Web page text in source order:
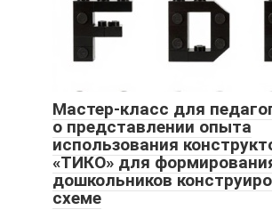
Мастер-класс для
о представлении опыта
использования
«ТИКО» для
дошкольников
схеме